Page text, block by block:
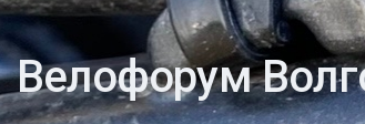
Велофорум